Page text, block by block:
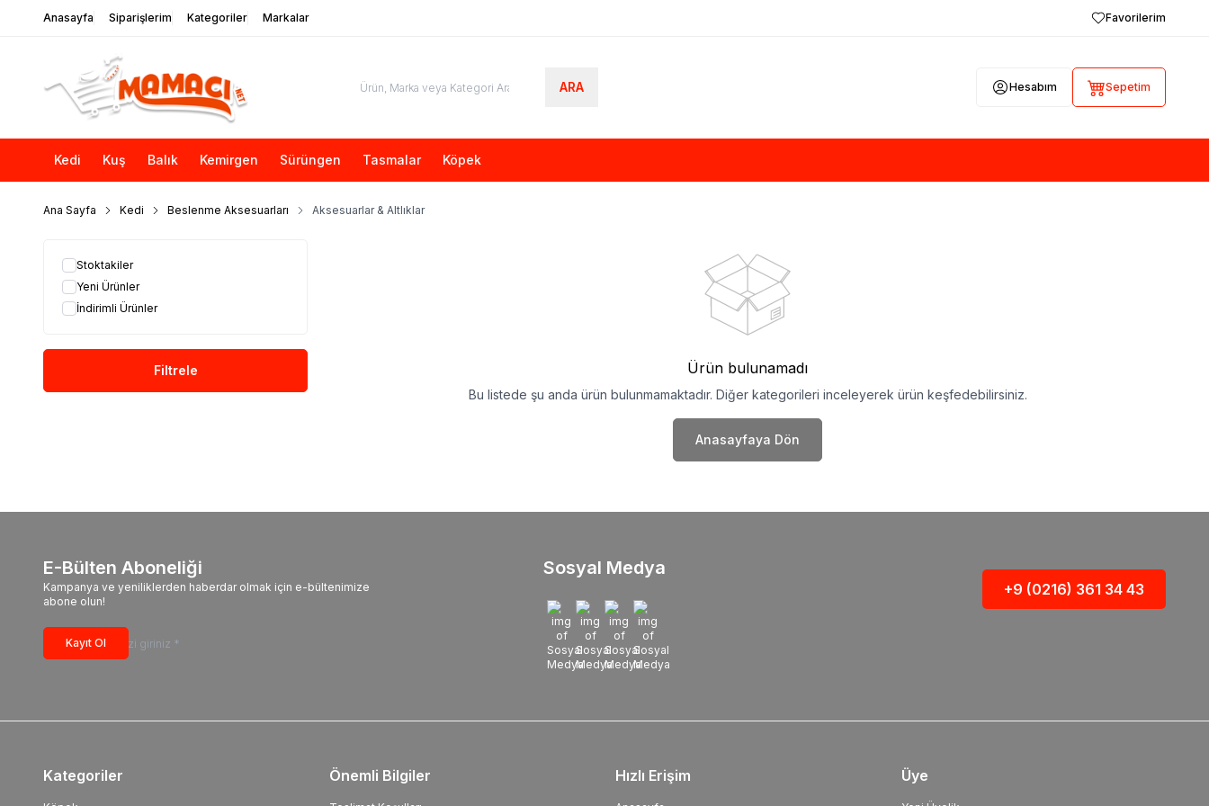
Anasayfa Siparişlerim Kategoriler Markalar Favorilerim
ARA Hesabım Sepetim
Kedi Kuş Balık Kemirgen Sürüngen Tasmalar Köpek
Ana Sayfa Kedi Beslenme Aksesuarları Aksesuarlar & Altlıklar
Stoktakiler
Yeni Ürünler
İndirimli Ürünler
Filtrele Ürün bulunamadı
Bu listede şu anda ürün bulunmamaktadır. Diğer kategorileri inceleyerek ürün keşfedebilirsiniz.
Anasayfaya Dön
E-Bülten Aboneliği
Kampanya ve yeniliklerden haberdar olmak için e-bültenimize
abone olun!
Kayıt Ol
Sosyal Medya
+9 (0216) 361 34 43
Kategoriler Önemli Bilgiler Hızlı Erişim Üye